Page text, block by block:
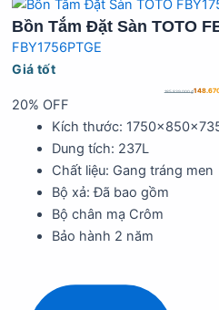
Bồn Tắm Đặt Sàn TOTO
FBY1756PTGE
Giá tốt
185.839.000 ₫
20% OFF
Kích thước:
Dung tích: 237L
Chất liệu: Gang tráng men
Bộ xả: Đã bao gồm
Bộ chân mạ Crôm
Bảo hành 2 năm